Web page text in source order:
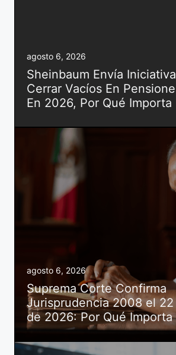
agosto 6, 2026
Sheinbaum Envía
Cerrar Vacíos En
En 2026, Por Qué Importa
agosto 6, 2026
Suprema Corte Confirma
Jurisprudencia 2008 el
de 2026: Por Qué Importa